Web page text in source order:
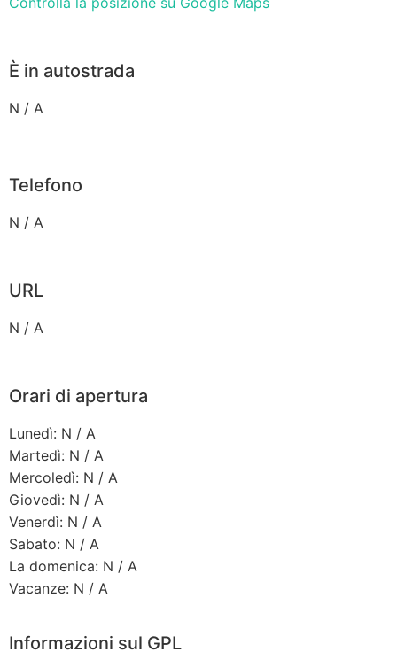
È in autostrada
N / A
Telefono
N / A
URL
N / A
Orari di apertura
Lunedì: N / A
Martedì: N / A
Mercoledì: N / A
Giovedì: N / A
Venerdì: N / A
Sabato: N / A
La domenica: N / A
Vacanze: N / A
Informazioni sul GPL